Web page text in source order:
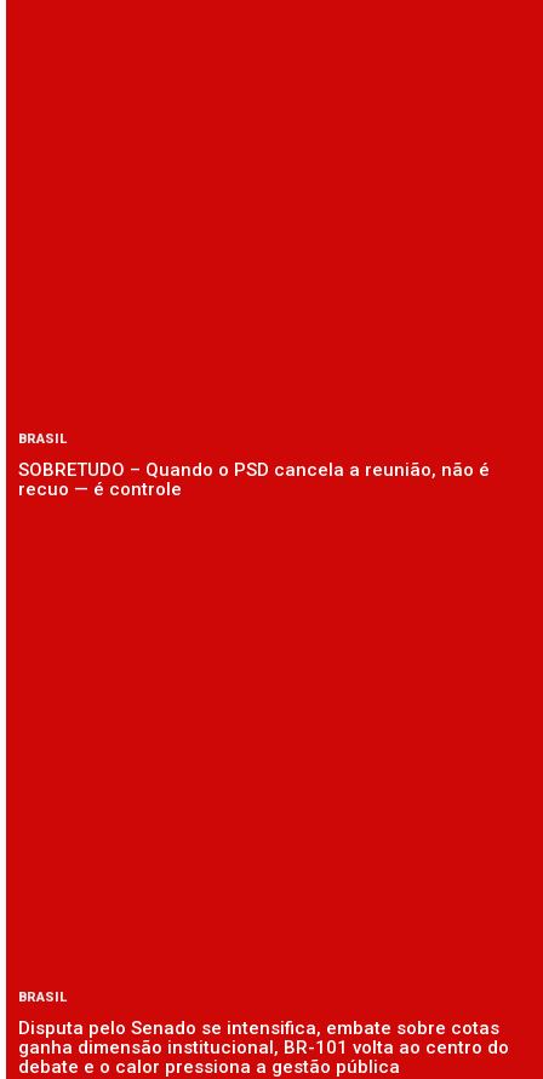
BRASIL
SOBRETUDO – Quando o PSD cancela a reunião, não é
recuo — é controle
BRASIL
Disputa pelo Senado se intensifica, embate sobre cotas
ganha dimensão institucional, BR-101 volta ao centro do
debate e o calor pressiona a gestão pública